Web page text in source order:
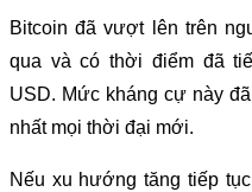
Bitcoin đã vượt lên trên
qua và có thời điểm đã
USD. Mức kháng cự này
nhất mọi thời đại mới.
Nếu xu hướng tăng tiếp